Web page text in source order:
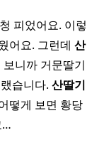
피었어요. 이렇
어요. 그런데 산
니까 거문딸기
습니다. 산딸기
떻게 보면 황당
…